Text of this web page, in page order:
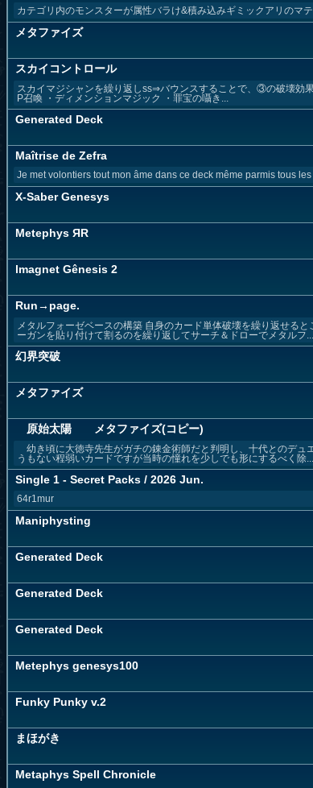
カテゴリ内のモンスターが属性バラけ&積み込みギミックアリのマ
メタファイズ
スカイコントロール
スカイマジシャンを繰り返しss⇒バウンスすることで、③の破壊効
P召喚 ・ディメンションマジック ・罪宝の囁き...
Generated Deck
Maîtrise de Zefra
Je met volontiers tout mon âme dans ce deck même parmis tous
X-Saber Genesys
Metephys ЯR
lmagnet Gênesis 2
Run→page.
メタルフォーゼベースの構築 自身のカード単体破壊を繰り返せる
ーガンを貼り付けて割るのを繰り返してサーチ＆ドローでメタルフ...
幻界突破
メタファイズ
原始太陽 メタファイズ(コピー)
幼き頃に大徳寺先生がガチの錬金術師だと判明し、十代とのデ
うもない程弱いカードですが当時の憧れを少しでも形にするべく除...
Single 1 - Secret Packs / 2026 Jun.
64r1mur
Maniphysting
Generated Deck
Generated Deck
Generated Deck
Metephys genesys100
Funky Punky v.2
まほがき
Metaphys Spell Chronicle